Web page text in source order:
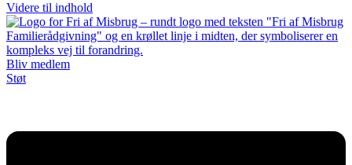
Videre til indhold
Bliv medlem
Støt